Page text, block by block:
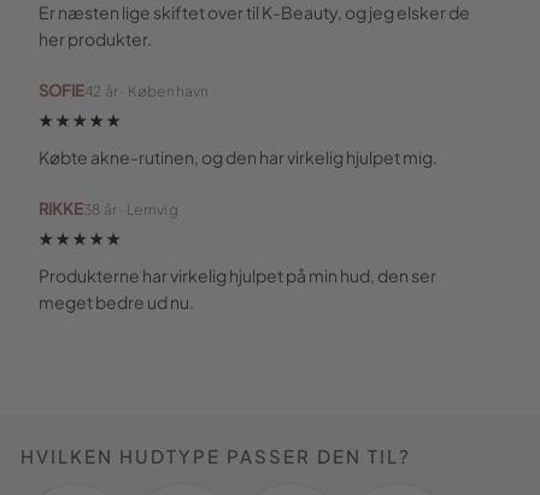
Er næsten lige skiftet over til K-Beauty, og jeg elsker de
her produkter.
SOFIE42 år · København
★★★★★
Købte akne-rutinen, og den har virkelig hjulpet mig.
RIKKE38 år · Lemvig
★★★★★
Produkterne har virkelig hjulpet på min hud, den ser
meget bedre ud nu.
HVILKEN HUDTYPE PASSER DEN TIL?